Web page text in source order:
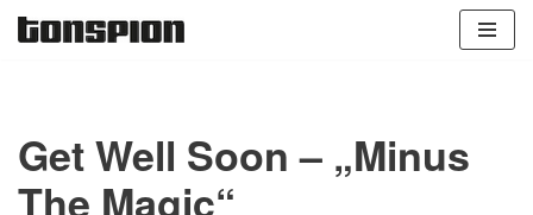
Get Well Soon – „Minus
The Magic“